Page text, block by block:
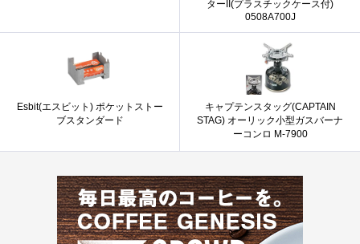
ターII(プラスチックケース付)
0508A700J
Esbit(エスビット) ポケットストー
ブスタンダード
キャプテンスタッグ(CAPTAIN
STAG) オーリック小型ガスバーナ
ーコンロ M-7900